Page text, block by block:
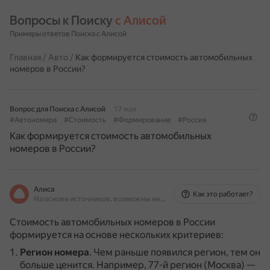
Вопросы к Поиску с Алисой
Примеры ответов Поиска с Алисой
Главная / Авто / Как формируется стоимость автомобильных
номеров в России?
Вопрос для Поиска с Алисой
17 мая
#Автономера
#Стоимость #Формирование #Россия
Как формируется стоимость автомобильных
номеров в России?
Алиса
На основе источников, возможны неточности
Как это работает?
Стоимость автомобильных номеров в России
формируется на основе нескольких критериев:
Регион номера. Чем раньше появился регион, тем он
больше ценится. Например, 77-й регион (Москва) —